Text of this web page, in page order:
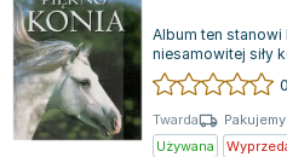
Repetytoria, testy i
Agatha Christie
Witold Gadowski
Jan Pietrzak
Marcin Kowalczyk
Piotr Zychowicz
Album ten stanowi
niesamowitej siły
wdzięczność za
Twarda
Używana